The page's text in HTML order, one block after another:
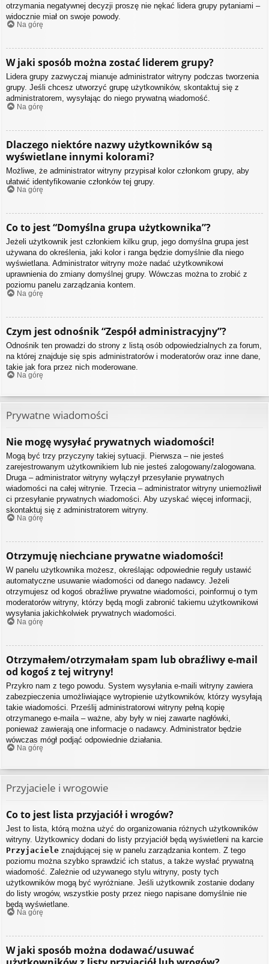
otrzymania negatywnej decyzji proszę nie nękać lidera grupy pytaniami –
widocznie miał on swoje powody.
Na górę
W jaki sposób można zostać liderem grupy?
Lidera grupy zazwyczaj mianuje administrator witryny podczas tworzenia
grupy. Jeśli chcesz utworzyć grupę użytkowników, skontaktuj się z
administratorem, wysyłając do niego prywatną wiadomość.
Na górę
Dlaczego niektóre nazwy użytkowników są
wyświetlane innymi kolorami?
Możliwe, że administrator witryny przypisał kolor członkom grupy, aby
ułatwić identyfikowanie członków tej grupy.
Na górę
Co to jest “Domyślna grupa użytkownika”?
Jeżeli użytkownik jest członkiem kilku grup, jego domyślna grupa jest
używana do określenia, jaki kolor i ranga będzie domyślnie dla niego
wyświetlana. Administrator witryny może nadać użytkownikowi
uprawnienia do zmiany domyślnej grupy. Wówczas można to zrobić z
poziomu panelu zarządzania kontem.
Na górę
Czym jest odnośnik “Zespół administracyjny”?
Odnośnik ten prowadzi do strony z listą osób odpowiedzialnych za forum,
na której znajduje się spis administratorów i moderatorów oraz inne dane,
takie jak fora przez nich moderowane.
Na górę
Prywatne wiadomości
Nie mogę wysyłać prywatnych wiadomości!
Mogą być trzy przyczyny takiej sytuacji. Pierwsza – nie jesteś
zarejestrowanym użytkownikiem lub nie jesteś zalogowany/zalogowana.
Druga – administrator witryny wyłączył przesyłanie prywatnych
wiadomości na całej witrynie. Trzecia – administrator witryny uniemożliwił
ci przesyłanie prywatnych wiadomości. Aby uzyskać więcej informacji,
skontaktuj się z administratorem witryny.
Na górę
Otrzymuję niechciane prywatne wiadomości!
W panelu użytkownika możesz, określając odpowiednie reguły ustawić
automatyczne usuwanie wiadomości od danego nadawcy. Jeżeli
otrzymujesz od kogoś obraźliwe prywatne wiadomości, poinformuj o tym
moderatorów witryny, którzy będą mogli zabronić takiemu użytkownikowi
wysyłania jakichkolwiek prywatnych wiadomości.
Na górę
Otrzymałem/otrzymałam spam lub obraźliwy e-mail
od kogoś z tej witryny!
Przykro nam z tego powodu. System wysyłania e-maili witryny zawiera
zabezpieczenia umożliwiające wytropienie użytkowników, którzy wysyłają
takie wiadomości. Prześlij administratorowi witryny pełną kopię
otrzymanego e-maila – ważne, aby były w niej zawarte nagłówki,
ponieważ zawierają one informacje o nadawcy. Administrator będzie
wówczas mógł podjąć odpowiednie działania.
Na górę
Przyjaciele i wrogowie
Co to jest lista przyjaciół i wrogów?
Jest to lista, którą można użyć do organizowania różnych użytkowników
witryny. Użytkownicy dodani do listy przyjaciół będą wyświetleni na karcie
Przyjaciele znajdującej się w panelu zarządzania kontem. Z tego
poziomu można szybko sprawdzić ich status, a także wysłać prywatną
wiadomość. Zależnie od używanego stylu witryny, posty tych
użytkowników mogą być wyróżniane. Jeśli użytkownik zostanie dodany
do listy wrogów, wszystkie posty przez niego napisane domyślnie nie
będą wyświetlane.
Na górę
W jaki sposób można dodawać/usuwać